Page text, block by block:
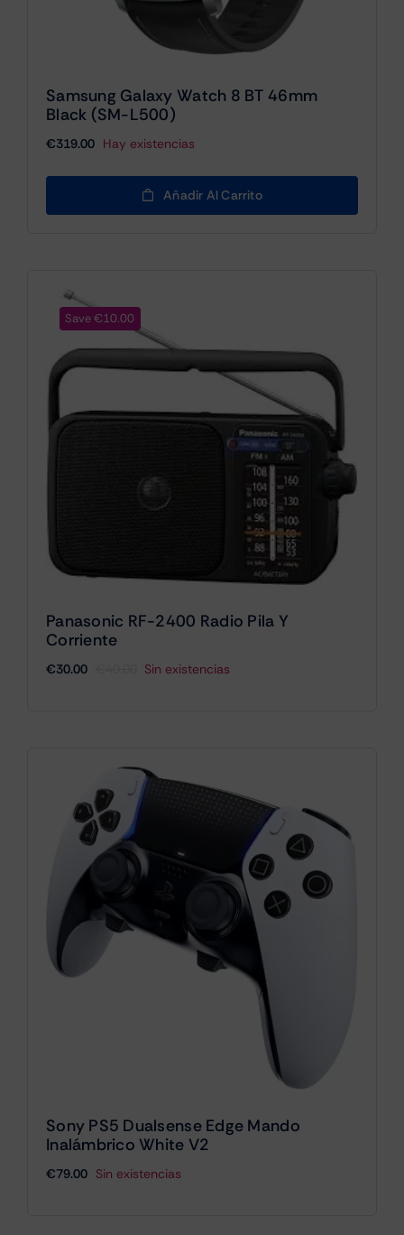
Samsung Galaxy Watch 8 BT 46mm
Black (SM-L500)
€319.00 Hay existencias
Añadir Al Carrito
Save €10.00
Panasonic RF-2400 Radio Pila Y
Corriente
€30.00 Sin existencias
Sony PS5 Dualsense Edge Mando
Inalámbrico White V2
€79.00 Sin existencias